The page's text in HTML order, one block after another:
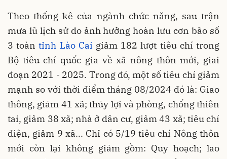
Theo thống kê của ngành chức năng, sau trận
mưa lũ lịch sử do ảnh hưởng hoàn lưu cơn bão số
3 toàntỉnh Lào Cai giảm 182 lượt tiêu chí trong
Bộ tiêu chí quốc gia về xã nông thôn mới, giai
đoạn 2021 - 2025. Trong đó, một số tiêu chí giảm
mạnh so với thời điểm tháng 08/2024 đó là: Giao
thông, giảm 41 xã; thủy lợi và phòng, chống thiên
tai, giảm 38 xã; nhà ở dân cư, giảm 43 xã; tiêu chí
điện, giảm 9 xã... Chỉ có 5/19 tiêu chí Nông thôn
mới còn lại không giảm gồm: Quy hoạch; lao